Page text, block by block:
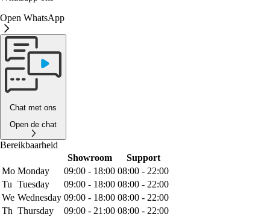
Open WhatsApp
Chat met ons
Open de chat
Bereikbaarheid
Showroom
Support
Mo Monday 09:00 - 18:00 08:00 - 22:00
Tu Tuesday 09:00 - 18:00 08:00 - 22:00
We Wednesday 09:00 - 18:00 08:00 - 22:00
Th Thursday 09:00 - 21:00 08:00 - 22:00